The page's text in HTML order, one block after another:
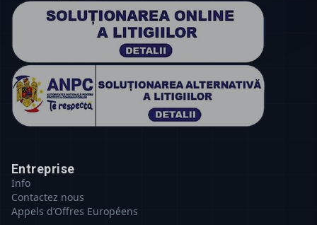
Entreprise
Info
Contactez nous
Appels d’Offres Européens